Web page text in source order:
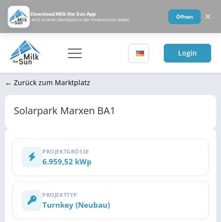
Login
← Zurück zum Marktplatz
Solarpark Marxen BA1
PROJEKTGRÖSSE
6.959,52 kWp
PROJEKTTYP
Turnkey (Neubau)
Download Milk the Sun App
Jetzt unseren Marktplatz in der Hosentasche dabei!
Öffnen ×